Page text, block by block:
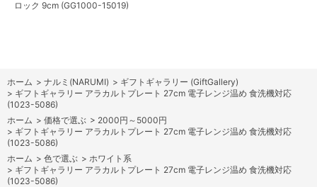
ロック 9cm (GG1000-15019)
ホーム > ナルミ(NARUMI) > ギフトギャラリー (GiftGallery)
> ギフトギャラリー アラカルトプレート 27cm 電子レンジ温め 食洗機対応
(1023-5086)
ホーム > 価格で選ぶ > 2000円～5000円
> ギフトギャラリー アラカルトプレート 27cm 電子レンジ温め 食洗機対応
(1023-5086)
ホーム > 色で選ぶ > ホワイト系
> ギフトギャラリー アラカルトプレート 27cm 電子レンジ温め 食洗機対応
(1023-5086)